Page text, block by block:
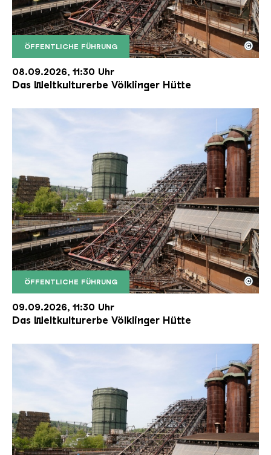
ÖFFENTLICHE FÜHRUNG
Der Erzschrägaufzug der Völklinger Hütte mit
Copyright: Weltkulturerbe Völklinger Hütte | Karl
©
08.09.2026, 11:30 Uhr
Das Weltkulturerbe Völklinger Hütte
ÖFFENTLICHE FÜHRUNG
Der Erzschrägaufzug der Völklinger Hütte mit
Copyright: Weltkulturerbe Völklinger Hütte | Karl
©
09.09.2026, 11:30 Uhr
Das Weltkulturerbe Völklinger Hütte